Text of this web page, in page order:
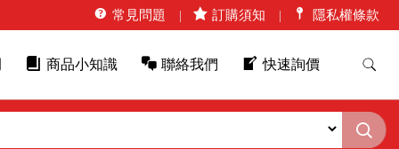
常見問題 訂購須知 隱私權條款
商品小知識 聯絡我們 快速詢價